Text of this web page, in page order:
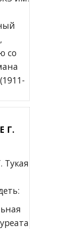
со
Г.
Тукая